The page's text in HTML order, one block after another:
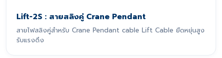
Lift-2S : สายสลิงคู่ Crane Pendant
สายไฟสลิงคู่สำหรับ Crane Pendant cable Lift Cable ยืดหยุ่นสูง
รับแรงดึง